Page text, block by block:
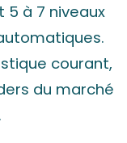
à 7 niveaux
courant,
du marché